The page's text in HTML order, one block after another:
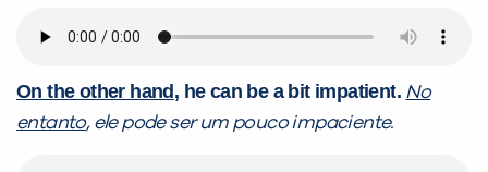
On the other hand , he can be a bit impatient. No
entanto, ele pode ser um pouco impaciente.